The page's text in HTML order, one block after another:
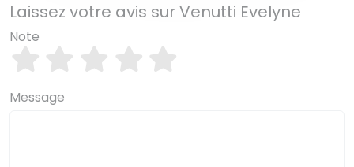
Laissez votre avis sur Venutti Evelyne
Note
Message